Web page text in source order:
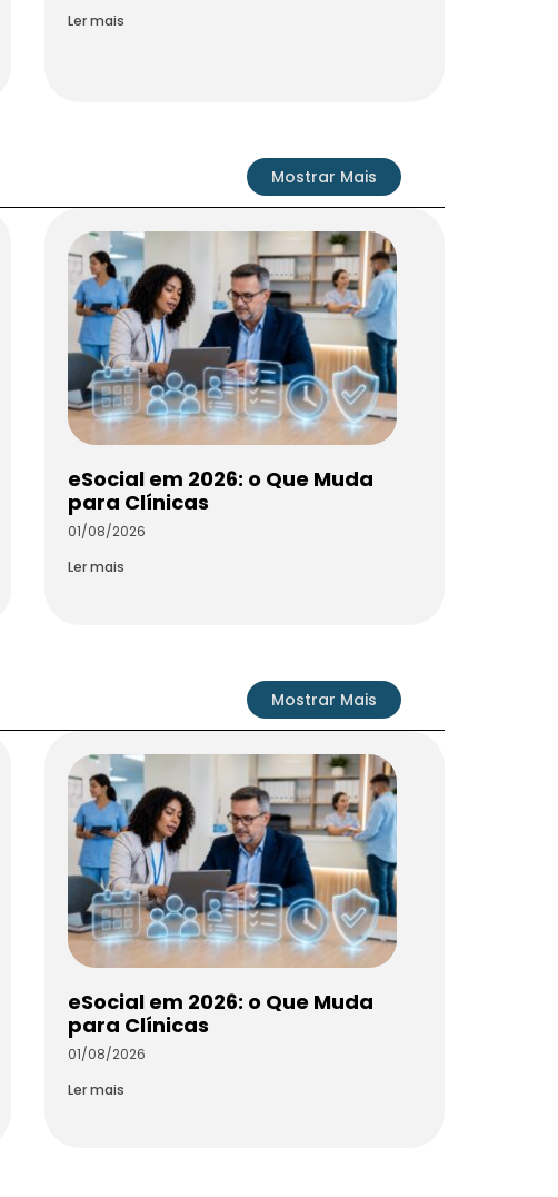
Ler mais
Mostrar Mais
eSocial em 2026: o Que Muda
para Clínicas
01/08/2026
Ler mais
Mostrar Mais
eSocial em 2026: o Que Muda
para Clínicas
01/08/2026
Ler mais